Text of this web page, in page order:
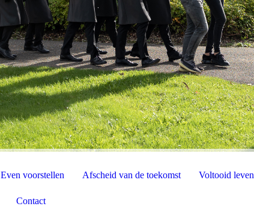
Even voorstellen Afscheid van de toekomst Voltooid leven
Contact